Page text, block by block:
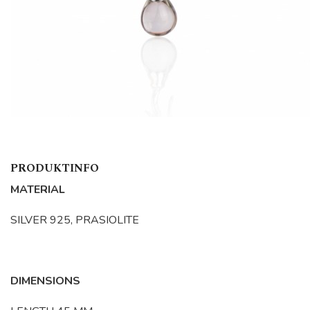
PRODUKTINFO
MATERIAL
SILVER 925, PRASIOLITE
DIMENSIONS